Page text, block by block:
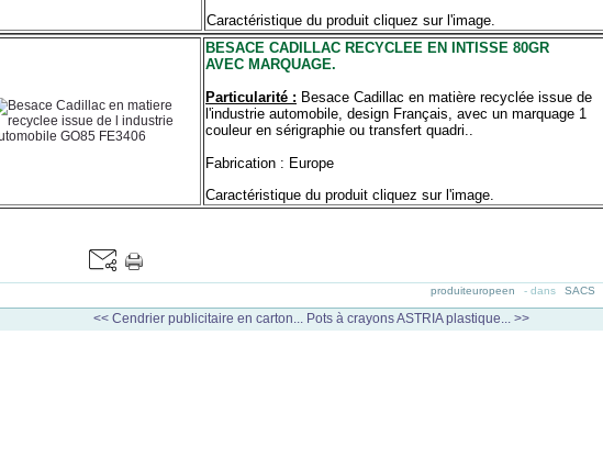
Caractéristique du produit cliquez sur l'image.
BESACE CADILLAC RECYCLEE EN INTISSE 80GR
AVEC MARQUAGE.
Particularité : Besace Cadillac en matière recyclée issue de
l'industrie automobile, design Français, avec un marquage 1
couleur en sérigraphie ou transfert quadri..
Fabrication : Europe
Caractéristique du produit cliquez sur l'image.
produiteuropeen - dans SACS
<< Cendrier publicitaire en carton... Pots à crayons ASTRIA plastique... >>